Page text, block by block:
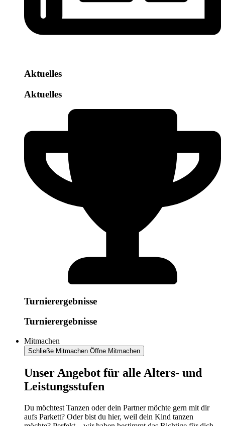
Aktuelles
Aktuelles
Turnierergebnisse
Turnierergebnisse
Mitmachen
Schließe Mitmachen Öffne Mitmachen
​​​Unser Angebot für alle Alters- und
Leistungsstufen
Du möchtest Tanzen oder dein Partner möchte gern mit dir
aufs Parkett? Oder bist du hier, weil dein Kind tanzen